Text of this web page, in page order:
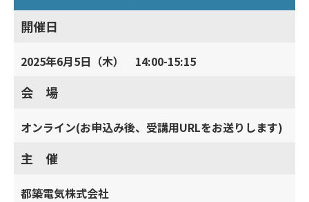
開催日
2025年6月5日（木） 14:00-15:15
会 場
オンライン(お申込み後、受講用URLをお送りします)
主 催
都築電気株式会社